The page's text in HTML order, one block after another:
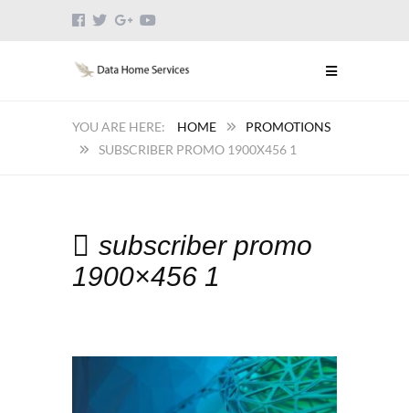
HOME
PROMOTIONS
SUBSCRIBER PROMO 1900X456 1
subscriber promo
1900×456 1